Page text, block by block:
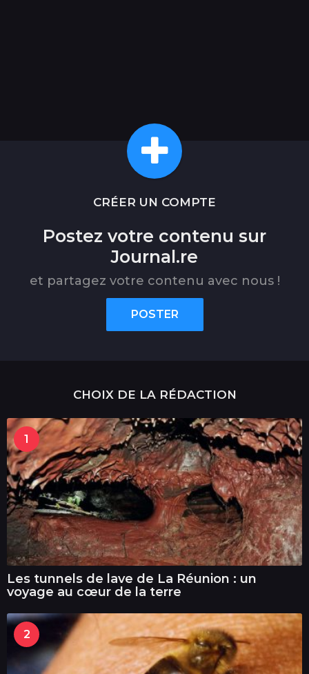
CRÉER UN COMPTE
Postez votre contenu sur
Journal.re
et partagez votre contenu avec nous !
POSTER
CHOIX DE LA RÉDACTION
1
Les tunnels de lave de La Réunion : un
voyage au cœur de la terre
2